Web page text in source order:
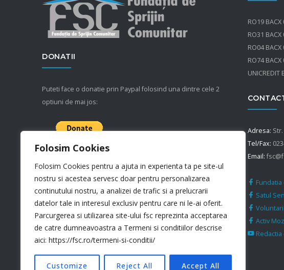
Folosim Cookies
Folosim Cookies pentru a ajuta in experienta ta pe site-ul
nostru si acestea servesc doar pentru personalizarea
continutului nostru, a analizei de trafic si a prelucrarii
datelor tale in interesul exclusiv pentru care ni le-ai oferit.
Parcurgerea si utilizarea site-ului fsc reprezinta acceptarea
de catre dumneavoastra a Termeni si conditiilor descrise
aici: https://fsc.ro/termeni-si-conditii/
Customize Reject All Accept All
DONATII
Puteti face o donatie prin Paypal folosind una dintre cele 2
optiuni de mai jos:
Donatie lunara:
RO19
RO31
RO04
RO74
UNICREDIT
Adresa:
Tel/Fax:
Email:
Satul
Voluntari
Activ
Redactia